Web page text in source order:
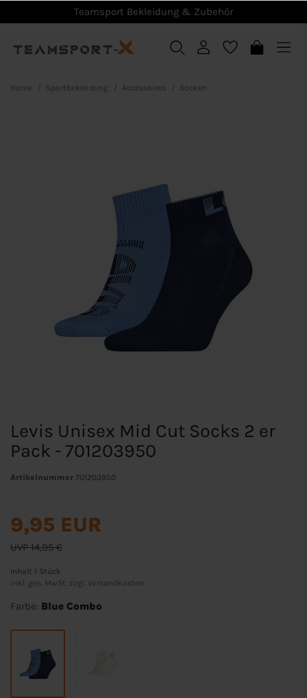
Teamsport Bekleidung & Zubehör
Home Sportbekleidung Accessoires Socken
Levis Unisex Mid Cut Socks 2 er
Pack - 701203950
Artikelnummer 701203950
UVP 14,95 €
9,95 EUR
Inhalt 1 Stück
inkl. ges. MwSt. zzgl.
Versandkosten
Farbe: Blue Combo